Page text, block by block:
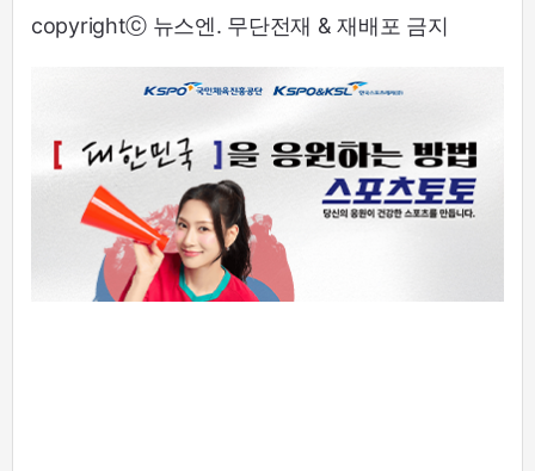
copyrightⓒ 뉴스엔. 무단전재 & 재배포 금지